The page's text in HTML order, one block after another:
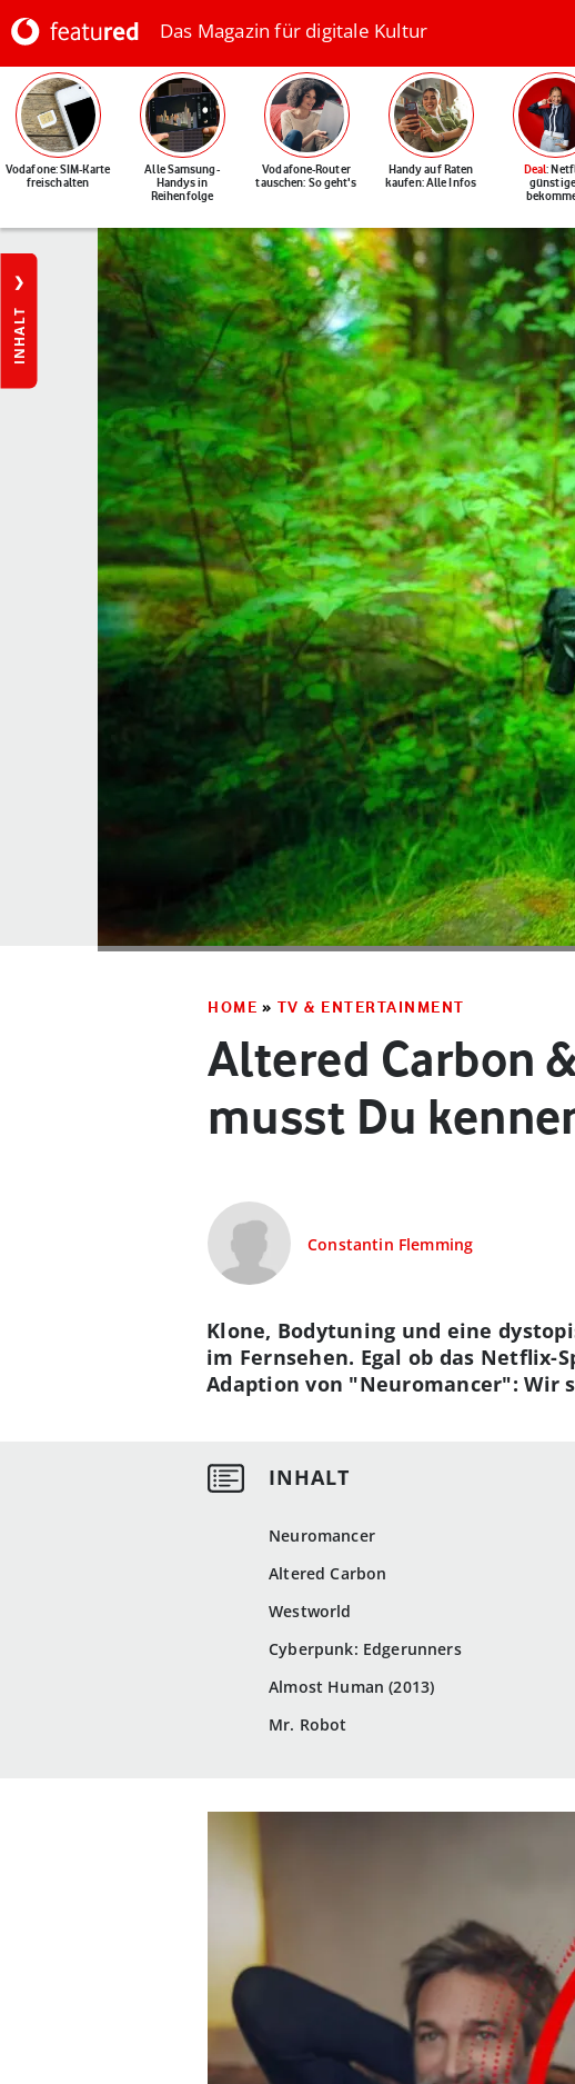
Das Magazin für digitale Kultur
Vodafone: SIM-Karte
freischalten
Alle Samsung-
Handys in
Reihenfolge
Vodafone-Router
tauschen: So geht's
Handy auf Raten
kaufen: Alle Infos
Deal:
INHALT
HOME » TV & ENTERTAINMENT
Altered Carbon
musst Du
Constantin Flemming
Neuromancer
Altered Carbon
Westworld
Cyberpunk: Edgerunners
Almost Human (2013)
Mr. Robot
Klone, Bodytuning und eine
im Fernsehen. Egal ob das Netflix-
Adaption von "Neuromancer": Wir